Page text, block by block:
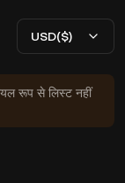
USD($)
रूप से लिस्ट नहीं